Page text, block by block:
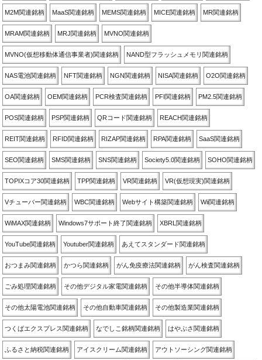
M2M関連銘柄 MaaS関連銘柄 MEMS関連銘柄 MICE関連銘柄 MR関連銘柄
MRAM関連銘柄 MRJ関連銘柄 MVNO関連銘柄
MVNO(仮想移動体通信事業者)関連銘柄 NAND型フラッシュメモリ関連銘柄
NAS電池関連銘柄 NFT関連銘柄 NGN関連銘柄 NISA関連銘柄 O2O関連銘柄
OA関連銘柄 OEM関連銘柄 PCR検査関連銘柄 PFI関連銘柄 PM2.5関連銘柄
POS関連銘柄 PSP関連銘柄 QRコード関連銘柄 REACH関連銘柄
REIT関連銘柄 RFID関連銘柄 RIZAP関連銘柄 RPA関連銘柄 SaaS関連銘柄
SEO関連銘柄 SMS関連銘柄 SNS関連銘柄 Society5.0関連銘柄 SOHO関連銘柄
TOPIXコア30関連銘柄 TPP関連銘柄 VR関連銘柄 VR(仮想現実)関連銘柄
Vチューバー関連銘柄 WBC関連銘柄 Webサイト構築関連銘柄 Wii関連銘柄
WiMAX関連銘柄 Windows7サポート終了関連銘柄 XBRL関連銘柄
YouTube関連銘柄 Youtuber関連銘柄 あえてスタンダード関連銘柄
おつまみ関連銘柄 かつら関連銘柄 がん免疫療法関連銘柄 がん検査関連銘柄
ごみ処理関連銘柄 その他デジタル家電関連銘柄 その他半導体関連銘柄
その他太陽電池関連銘柄 その他自動車関連銘柄 その他製造業関連銘柄
つくばエクスプレス関連銘柄 なでしこ銘柄関連銘柄 はやぶさ関連銘柄
ふるさと納税関連銘柄 アイスクリーム関連銘柄 アウトソーシング関連銘柄